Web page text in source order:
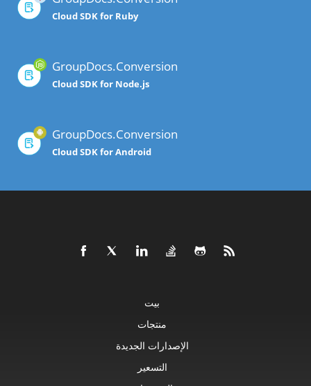
Cloud SDK for Ruby
GroupDocs.Conversion
Cloud SDK for Node.js
GroupDocs.Conversion
Cloud SDK for Android
بيت
منتجات
الإصدارات الجديدة
التسعير